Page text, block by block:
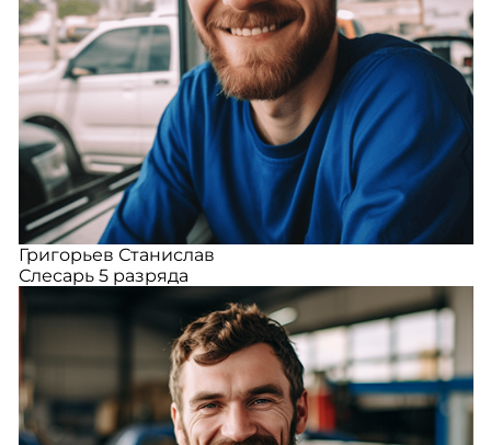
Григорьев Станислав
Слесарь 5 разряда